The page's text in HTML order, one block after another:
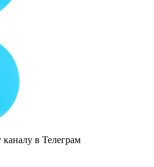
каналу в Телеграм